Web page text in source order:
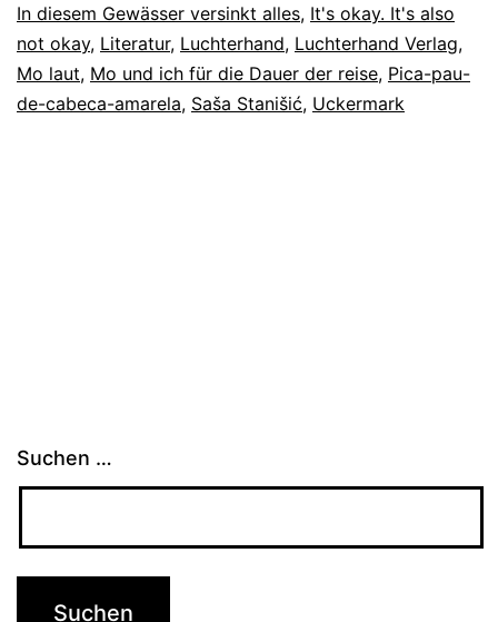
In diesem Gewässer versinkt alles, It's okay. It's also
not okay, Literatur, Luchterhand, Luchterhand Verlag,
Mo laut, Mo und ich für die Dauer der reise, Pica-pau-
de-cabeca-amarela, Saša Stanišić, Uckermark
Suchen …